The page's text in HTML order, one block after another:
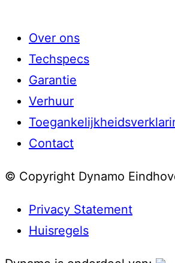
Over ons
Techspecs
Garantie
Verhuur
Contact
© Copyright Dynamo
Privacy Statement
Huisregels